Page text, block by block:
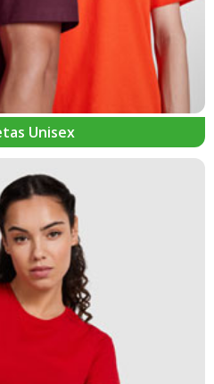
Unisex